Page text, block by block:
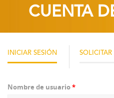
Congresos
Soc.Científicas
CUENTA
INICIAR SESIÓN (SOLAPA
Nombre de usuario*